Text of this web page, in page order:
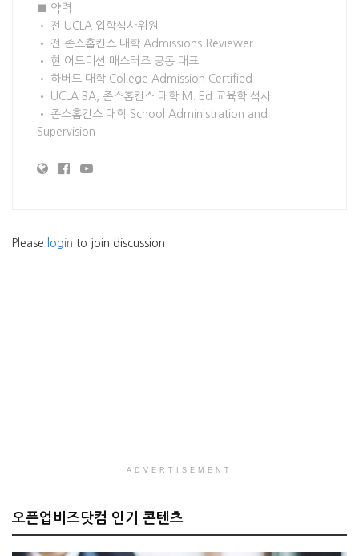
■ 약력
• 전 UCLA 입학심사위원
• 전 존스홉킨스 대학 Admissions Reviewer
• 현 어드미션 매스터즈 공동 대표
• 하버드 대학 College Admission Certified
• UCLA BA, 존스홉킨스 대학 M. Ed 교육학 석사
• 존스홉킨스 대학 School Administration and
Supervision
Please login to join discussion
ADVERTISEMENT
오픈업비즈닷컴 인기 콘텐츠